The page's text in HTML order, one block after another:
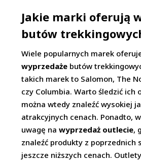
Jakie marki oferują
butów
Wiele popularnych marek
wyprzedaże butów
takich marek to Salomon, The
czy Columbia. Warto śledzić ich
można wtedy znaleźć wysokiej
atrakcyjnych cenach. Ponadto,
uwagę nawyprzedaż outlecie,
znaleźć produkty z poprzednich
jeszcze niższych cenach.